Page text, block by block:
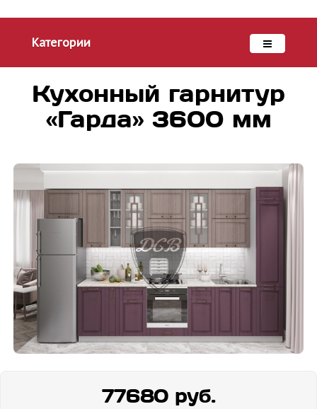
Категории
Кухонный гарнитур
«Гарда» 3600 мм
77680 руб.